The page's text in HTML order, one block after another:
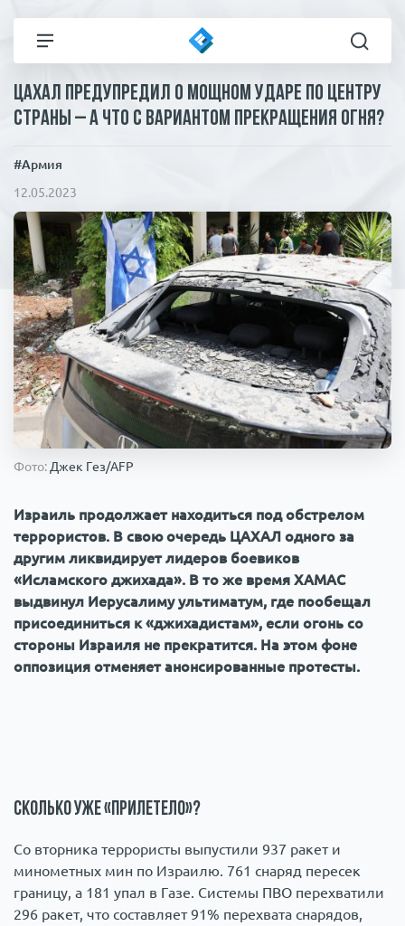
Все новости
Экономика
Общество
Коронавирус
Происшествия
Технологии
Пресса
ЧП И КРИМИНАЛ
1000 мелочей
ЦАХАЛ предупредил о мощном ударе по центру
страны – а что с вариантом прекращения огня?
#Армия
12.05.2023
Фото: Джек Гез/AFP
Израиль продолжает находиться под обстрелом
террористов. В свою очередь ЦАХАЛ одного за
другим ликвидирует лидеров боевиков
«Исламского джихада». В то же время ХАМАС
выдвинул Иерусалиму ультиматум, где пообещал
присоединиться к «джихадистам», если огонь со
стороны Израиля не прекратится. На этом фоне
оппозиция отменяет анонсированные протесты.
Сколько уже «прилетело»?
Со вторника террористы выпустили 937 ракет и
минометных мин по Израилю. 761 снаряд пересек
границу, а 181 упал в Газе. Системы ПВО перехватили
296 ракет, что составляет 91% перехвата снарядов,